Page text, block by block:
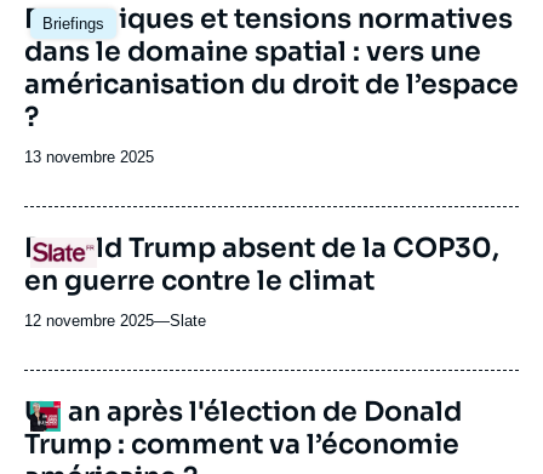
ou
émission
Briefings
Image
principale
Dynamiques et tensions normatives
dans le domaine spatial : vers une
américanisation du droit de l’espace
?
Date
publication
13 novembre 2025
Logo
URL
de
Spotify
Donald Trump absent de la COP30,
en guerre contre le climat
12 novembre 2025—Nom
journal,
ou
émission
Slate
Logo
Un an après l'élection de Donald
Trump : comment va l’économie